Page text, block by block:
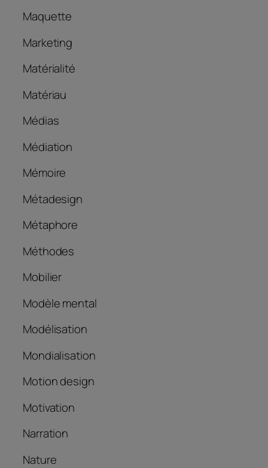
Maquette
Marketing
Matérialité
Matériau
Médias
Médiation
Mémoire
Métadesign
Métaphore
Méthodes
Mobilier
Modèle mental
Modélisation
Mondialisation
Motion design
Motivation
Narration
Nature